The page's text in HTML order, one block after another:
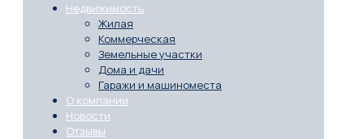
Недвижимость
Жилая
Коммерческая
Земельные участки
Дома и дачи
Гаражи и машиноместа
О компании
Новости
Отзывы